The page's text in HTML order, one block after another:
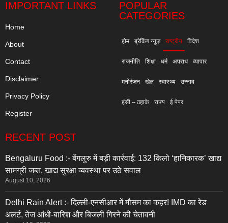
IMPORTANT LINKS
Home
About
Contact
Disclaimer
Privacy Policy
Register
POPULAR
CATEGORIES
होम ब्रेकिंग न्यूज़ राष्ट्रीय विदेश
राजनीति शिक्षा धर्म अपराध व्यापार
मनोरंजन खेल स्वास्थ्य उन्नाव
हंसी – ठहाके राज्य ई पेपर
RECENT POST
Bengaluru Food :- बेंगलुरु में बड़ी कार्रवाई: 132 किलो ‘हानिकारक’ खाद्य
सामग्री जब्त, खाद्य सुरक्षा व्यवस्था पर उठे सवाल
August 10, 2026
Delhi Rain Alert :- दिल्ली-एनसीआर में मौसम का कहर! IMD का रेड
अलर्ट, तेज आंधी-बारिश और बिजली गिरने की चेतावनी